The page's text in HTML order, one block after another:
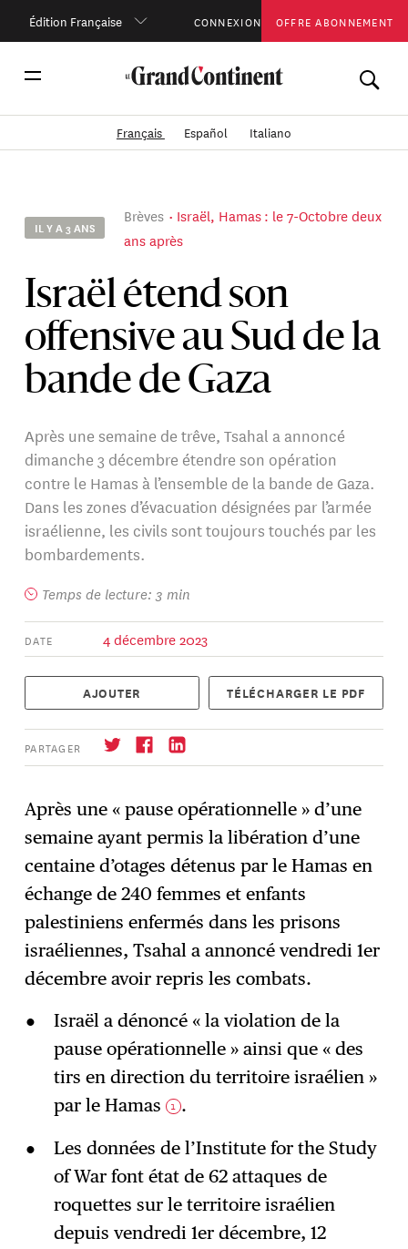
Édition Française CONNEXION OFFRE ABONNEMENT
Français Español Italiano
IL Y A 3 ANS
Brèves
Israël, Hamas : le 7-Octobre deux
ans après
Israël étend son
offensive au Sud de la
bande de Gaza
Après une semaine de trêve, Tsahal a annoncé
dimanche 3 décembre étendre son opération
contre le Hamas à l’ensemble de la bande de Gaza.
Dans les zones d’évacuation désignées par l’armée
israélienne, les civils sont toujours touchés par les
bombardements.
Temps de lecture: 3 min
DATE 4 décembre 2023
AJOUTER TÉLÉCHARGER LE PDF
PARTAGER
→ S'abonner
Après une « pause opérationnelle » d’une
semaine ayant permis la libération d’une
centaine d’otages détenus par le Hamas en
échange de 240 femmes et enfants
palestiniens enfermés dans les prisons
israéliennes, Tsahal a annoncé vendredi 1er
décembre avoir repris les combats.
Israël a dénoncé « la violation de la
pause opérationnelle » ainsi que « des
tirs en direction du territoire israélien »
par le Hamas
1 .
Les données de l’Institute for the Study
of War font état de 62 attaques de
roquettes sur le territoire israélien
depuis vendredi 1er décembre, 12